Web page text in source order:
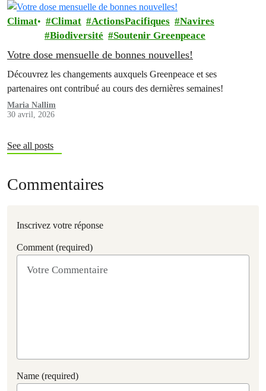
Climat Climat ActionsPacifiques
Navires
Biodiversité
Soutenir Greenpeace
Votre dose mensuelle de bonnes nouvelles!
Découvrez les changements auxquels Greenpeace et ses
partenaires ont contribué au cours des dernières semaines!
Maria Nallim
30 avril, 2026
See all posts
Commentaires
Inscrivez votre réponse
Comment (required)
Name (required)